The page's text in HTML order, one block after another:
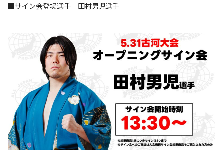
■サイン会登場選手 田村男児選手